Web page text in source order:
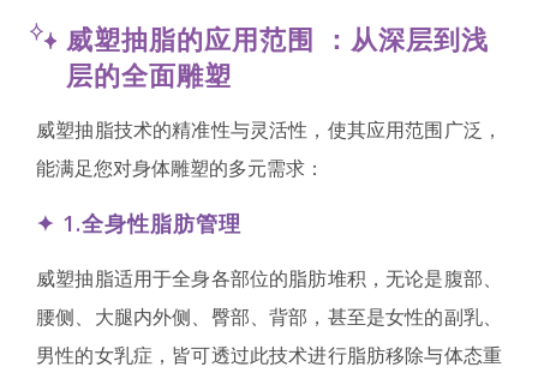
威塑抽脂的应用范围 ：从深层到浅
层的全面雕塑
威塑抽脂技术的精准性与灵活性，使其应用范围广泛，
能满足您对身体雕塑的多元需求：
✦ 1.全身性脂肪管理
威塑抽脂适用于全身各部位的脂肪堆积，无论是腹部、
腰侧、大腿内外侧、臀部、背部，甚至是女性的副乳、
男性的女乳症，皆可透过此技术进行脂肪移除与体态重